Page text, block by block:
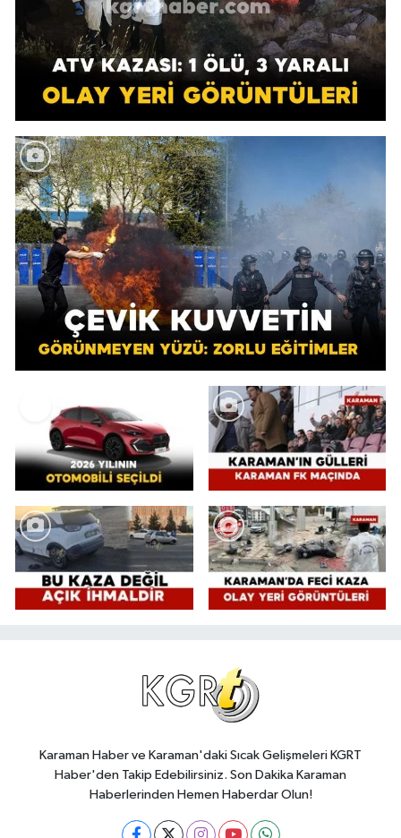
Karaman Haber ve Karaman'daki Sıcak Gelişmeleri KGRT
Haber'den Takip Edebilirsiniz. Son Dakika Karaman
Haberlerinden Hemen Haberdar Olun!